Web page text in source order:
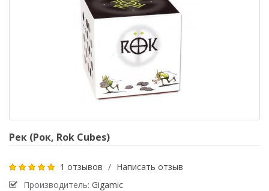
Рек (Рок, Rok Cubes)
1 отзывов / Написать отзыв
Производитель: Gigamic